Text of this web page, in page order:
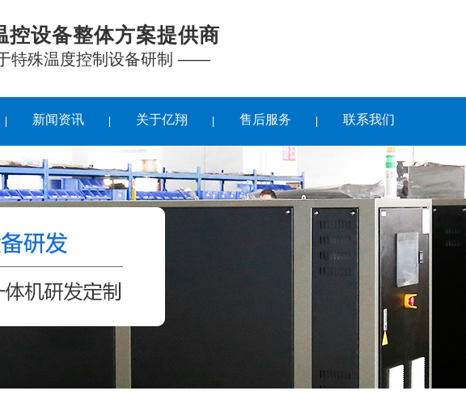
控设备整体方案提供商
特殊温度控制设备研制 ——
新闻资讯 关于亿翔 售后服务 联系我们